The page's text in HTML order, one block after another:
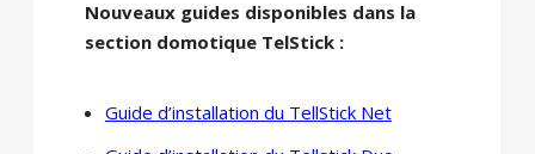
Nouveaux guides disponibles dans la
section domotique TelStick :
Guide d’installation du TellStick Net